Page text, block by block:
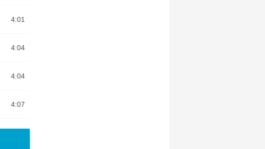
4:01
4:04
4:04
4:07